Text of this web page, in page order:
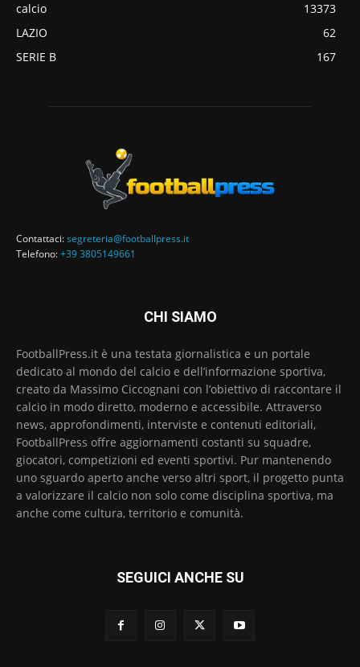
calcio
13373
LAZIO
62
SERIE B
167
Contattaci:segreteria@footballpress.it
Telefono:+39 3805149661
CHI SIAMO
FootballPress.it è una testata giornalistica e un portale
dedicato al mondo del calcio e dell’informazione sportiva,
creato da Massimo Ciccognani con l’obiettivo di raccontare il
calcio in modo diretto, moderno e accessibile. Attraverso
news, approfondimenti, interviste e contenuti editoriali,
FootballPress offre aggiornamenti costanti su squadre,
giocatori, competizioni ed eventi sportivi. Pur mantenendo
uno sguardo aperto anche verso altri sport, il progetto punta
a valorizzare il calcio non solo come disciplina sportiva, ma
anche come cultura, territorio e comunità.
SEGUICI ANCHE SU